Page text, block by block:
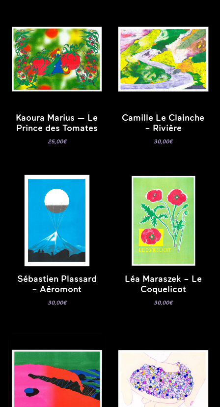
Kaoura Marius — Le
Prince des Tomates
25,00€
Camille Le Clainche
– Rivière
30,00€
Sébastien Plassard
– Aéromont
30,00€
Léa Maraszek – Le
Coquelicot
30,00€